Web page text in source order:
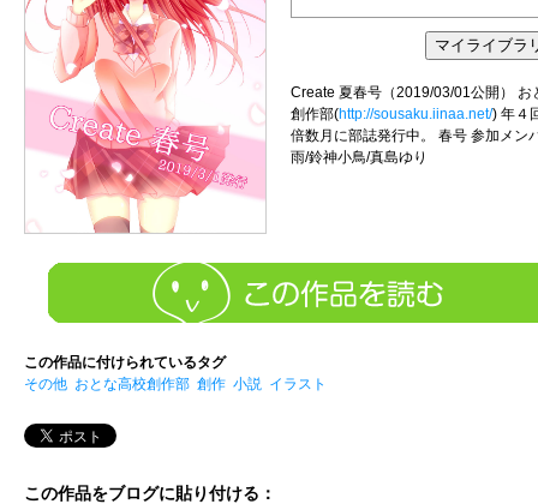
Create 夏春号（2019/03/01公開） お
創作部(http://sousaku.iinaa.net/) 年４
倍数月に部誌発行中。 春号 参加メ
雨/鈴神小鳥/真島ゆり
この作品に付けられているタグ
その他 おとな高校創作部 創作 小説 イラスト
この作品をブログに貼り付ける：